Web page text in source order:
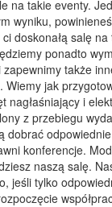
na takie eventy.
wyniku,
doskonałą salę na
ponadto
zapewnimy także
Wiemy jak
nagłaśniający i
z przebiegu
dobrać
konferencje.
naszą salę.
jeśli tylko